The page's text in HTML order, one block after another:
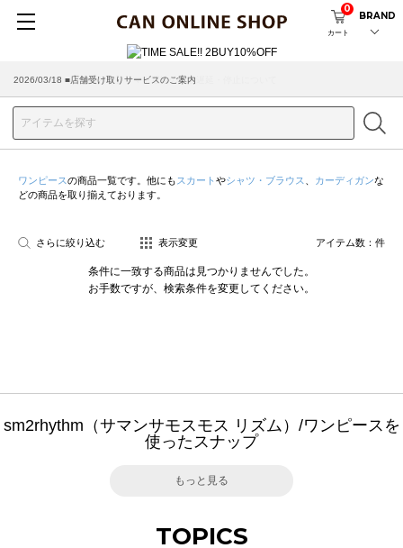
カート
0
BRAND
2026/03/18 ■店舗受け取りサービスのご案内
ワンピースの商品一覧です。他にも スカート やシャツ・ブラウス カーディガンな
どの商品を取り揃えております。
さらに絞り込む 表示変更 アイテム数： 件
条件に一致する商品は見つかりませんでした。
お手数ですが、検索条件を変更してください。
sm2rhythm（サマンサモスモス リズム）/ワンピースを
使ったスナップ
もっと見る
TOPICS